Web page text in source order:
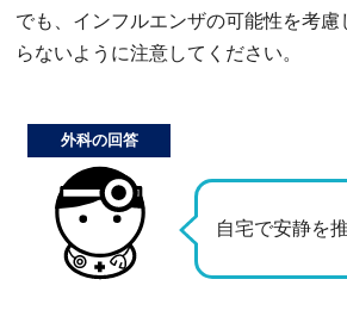
でも、インフルエンザの可能性を考慮
らないように注意してください。
自宅で安静を
外科の回答